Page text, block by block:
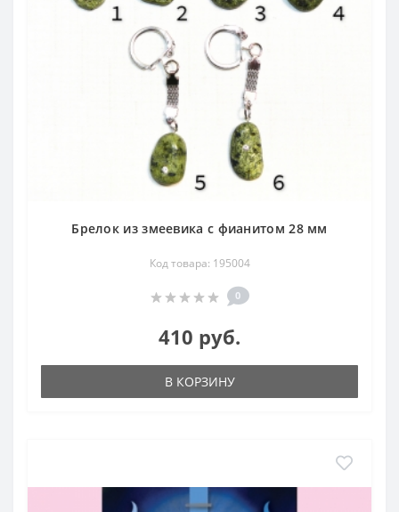
Брелок из змеевика с фианитом 28 мм
Код товара: 195004
0
410 руб.
В КОРЗИНУ